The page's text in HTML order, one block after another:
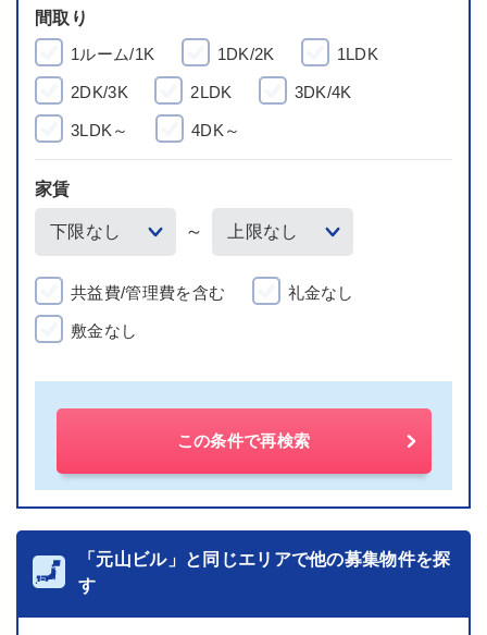
間取り
1ルーム/1K
1DK/2K 1LDK
2DK/3K 2LDK 3DK/4K
3LDK～ 4DK～
家賃
～
共益費/管理費を含む 礼金なし
敷金なし
この条件で再検索
「元山ビル」と同じエリアで他の募集物件を探
す